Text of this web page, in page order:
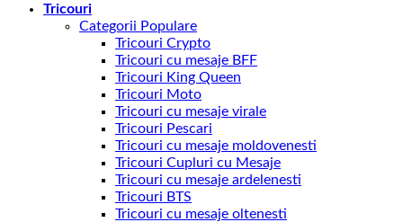
Tricouri
Categorii Populare
Tricouri Crypto
Tricouri cu mesaje BFF
Tricouri King Queen
Tricouri Moto
Tricouri cu mesaje virale
Tricouri Pescari
Tricouri cu mesaje moldovenesti
Tricouri Cupluri cu Mesaje
Tricouri cu mesaje ardelenesti
Tricouri BTS
Tricouri cu mesaje oltenesti